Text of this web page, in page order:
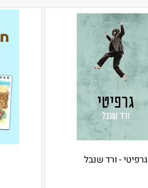
גרפיטי - ורד שנבל